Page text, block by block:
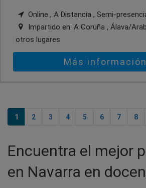
Online , A Distancia , Semi-
Impartido en: A Coruña , Álava/
otros lugares
Más información
1 2 3 4 5 6 7 8
Encuentra el mejor
en Navarra en